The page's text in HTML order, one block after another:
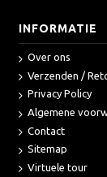
INFORMATIE
Over ons
Verzenden /
Privacy Policy
Algemene
Contact
Sitemap
Virtuele tour